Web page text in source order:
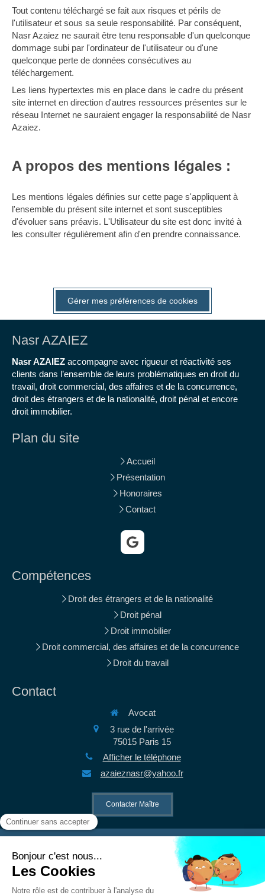
Tout contenu téléchargé se fait aux risques et périls de
l'utilisateur et sous sa seule responsabilité. Par conséquent,
Nasr Azaiez ne saurait être tenu responsable d'un quelconque
dommage subi par l'ordinateur de l'utilisateur ou d'une
quelconque perte de données consécutives au
téléchargement.
Les liens hypertextes mis en place dans le cadre du présent
site internet en direction d'autres ressources présentes sur le
réseau Internet ne sauraient engager la responsabilité de Nasr
Azaiez.
A propos des mentions légales :
Les mentions légales définies sur cette page s'appliquent à
l'ensemble du présent site internet et sont susceptibles
d'évoluer sans préavis. L'Utilisateur du site est donc invité à
les consulter régulièrement afin d'en prendre connaissance.
Gérer mes préférences de cookies
Nasr AZAIEZ
Nasr AZAIEZ accompagne avec rigueur et réactivité ses
clients dans l’ensemble de leurs problématiques en droit du
travail, droit commercial, des affaires et de la concurrence,
droit des étrangers et de la nationalité, droit pénal et encore
droit immobilier.
Plan du site
Accueil
Présentation
Honoraires
Contact
Compétences
Droit des étrangers et de la nationalité
Droit pénal
Droit immobilier
Droit commercial, des affaires et de la concurrence
Droit du travail
Contact
Avocat
3 rue de l'arrivée
75015 Paris 15
Afficher le téléphone
azaieznasr@yahoo.fr
Contacter Maître
©2021 Nasr AZAIEZ - Avocat à Paris 5ème
Mentions légales